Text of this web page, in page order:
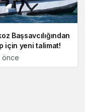
Başsavcılığından
için yeni talimat!
önce